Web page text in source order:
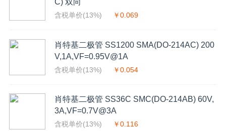
C) 双向
含税单价(13%) ￥0.069
肖特基二极管 SS1200 SMA(DO-214AC) 200
V,1A,VF=0.95V@1A
含税单价(13%) ￥0.054
肖特基二极管 SS36C SMC(DO-214AB) 60V,
3A,VF=0.7V@3A
含税单价(13%) ￥0.116